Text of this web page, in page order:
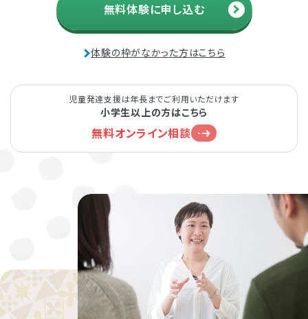
無料体験に申し込む
体験の枠がなかった方はこちら
児童発達支援は年長までご利用いただけます
小学生以上の方はこちら
無料オンライン相談